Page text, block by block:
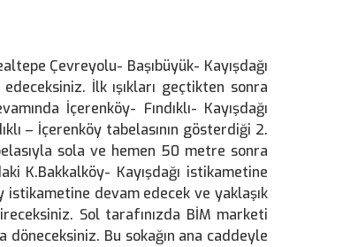
Çevreyolu- Başıbüyük- Kayışdağı
İlk ışıkları geçtikten sonra
İçerenköy- Fındıklı- Kayışdağı
– İçerenköy tabelasının gösterdiği 2.
sola ve hemen 50 metre sonra
K.Bakkalköy- Kayışdağı istikametine
istikametine devam edecek ve yaklaşık
Sol tarafınızda BİM marketi
Bu sokağın ana caddeyle